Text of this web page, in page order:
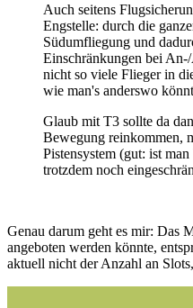
Auch seitens
Engstelle: durch die
Südumfliegung und
Einschränkungen bei
nicht so viele Flieger in
wie man's anderswo
Glaub mit T3 sollte da
Bewegung reinkommen,
Pistensystem (gut: ist
trotzdem noch
Genau darum geht es mir: Das
angeboten werden könnte,
aktuell nicht der Anzahl an